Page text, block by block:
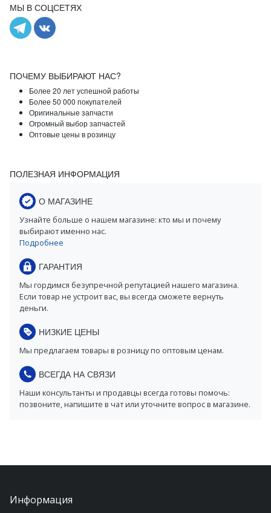
МЫ В СОЦСЕТЯХ
ПОЧЕМУ ВЫБИРАЮТ НАС?
Более 20 лет успешной работы
Более 50 000 покупателей
Оригинальные запчасти
Огромный выбор запчастей
Оптовые цены в розинцу
ПОЛЕЗНАЯ ИНФОРМАЦИЯ
О МАГАЗИНЕ
Узнайте больше о нашем магазине: кто мы и почему
выбирают именно нас.
Подробнее
ГАРАНТИЯ
Мы гордимся безупречной репутацией нашего магазина.
Если товар не устроит вас, вы всегда сможете вернуть
деньги.
НИЗКИЕ ЦЕНЫ
Мы предлагаем товары в розницу по оптовым ценам.
ВСЕГДА НА СВЯЗИ
Наши консультанты и продавцы всегда готовы помочь:
позвоните, напишите в чат или уточните вопрос в магазине.
Информация